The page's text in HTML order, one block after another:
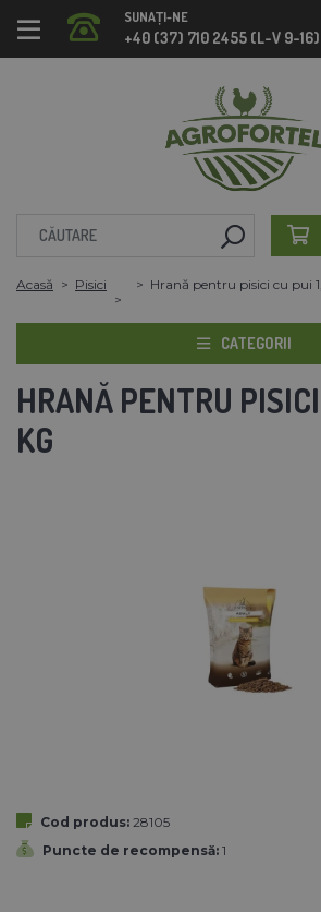
SUNAȚI-NE
+40 (37) 710 2455 (L-V 9-16)
Acasă Pisici Hrană pentru pisici cu pui
CATEGORII
HRANĂ PENTRU
KG
Cod produs: 28105
Puncte de recompensă: 1